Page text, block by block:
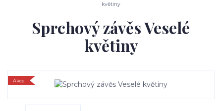
květiny
Sprchový závěs Veselé
květiny
Akce